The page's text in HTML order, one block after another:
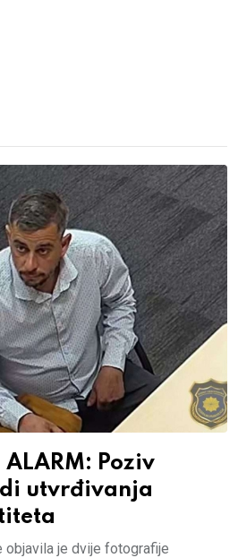
ALARM: Poziv
utvrđivanja
objavila je dvije fotografije